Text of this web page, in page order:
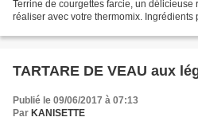
Terrine de courgettes farcie, un délicieuse
réaliser avec votre thermomix. Ingrédients
TARTARE DE VEAU aux
Publié le 09/06/2017 à 07:13
Par KANISETTE